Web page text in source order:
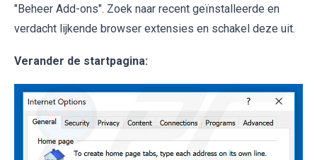
"Beheer Add-ons". Zoek naar recent geïnstalleerde en
verdacht lijkende browser extensies en schakel deze uit.
Verander de startpagina: